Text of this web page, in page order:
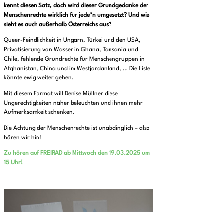
kennt diesen Satz, doch wird dieser Grundgedanke der
Menschenrechte wirklich für jede*n umgesetzt? Und wie
sieht es auch außerhalb Österreichs aus?
Queer-Feindlichkeit in Ungarn, Türkei und den USA,
Privatisierung von Wasser in Ghana, Tansania und
Chile, fehlende Grundrechte für Menschengruppen in
Afghanistan, China und im Westjordanland, … Die Liste
könnte ewig weiter gehen.
Mit diesem Format will Denise Müllner diese
Ungerechtigkeiten näher beleuchten und ihnen mehr
Aufmerksamkeit schenken.
Die Achtung der Menschenrechte ist unabdinglich – also
hören wir hin!
Zu hören auf FREIRAD ab Mittwoch den 19.03.2025 um
15 Uhr!